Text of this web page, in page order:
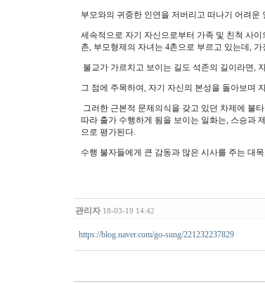
부모와의 귀중한 인연을 저버리고 떠나기 어려
세속적으로 자기 자신으로부터 가족 및 친척 사
촌, 부모형제의 자녀는 4촌으로 부르고 있는데,
불교가 가르치고 보이는 길도 석존의 길이라면,
그 점에 주목하여, 자기 자신의 본성을 돌아보며
그러한 근본적 문제의식을 갖고 있던 차제에 불
따라 출가 수행하게 됨을 보이는 일화는, 스승과
으로 평가된다.
수행 불자들에게 큰 감동과 많은 시사를 주는 대
관리자 18-03-19 14:42
https://blog.naver.com/go-sung/221232237829